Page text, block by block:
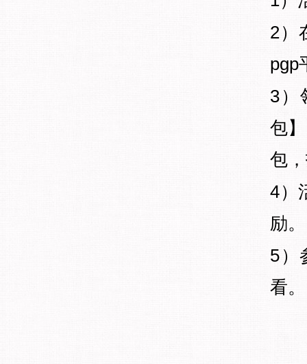
2）
pgp
3）
包
包
4）
励。
5）
看。